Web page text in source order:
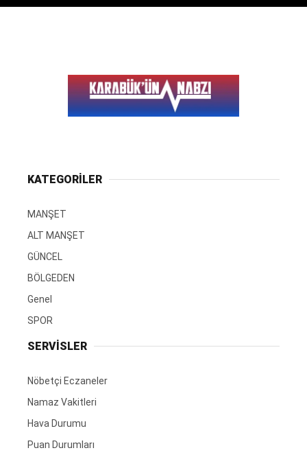
Youtube
KATEGORİLER
MANŞET
ALT MANŞET
GÜNCEL
BÖLGEDEN
Genel
SPOR
SERVİSLER
Nöbetçi Eczaneler
Namaz Vakitleri
Hava Durumu
Puan Durumları